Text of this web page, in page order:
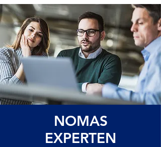
NOMAS
EXPERTEN